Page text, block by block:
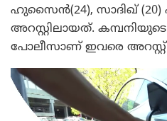
ഹുസൈൻ(24), സാദിഖ് (20)
അറസ്റ്റിലായത്.
പോലീസാണ് ഇവരെ